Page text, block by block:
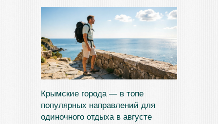
Крымские города — в топе
популярных направлений для
одиночного отдыха в августе